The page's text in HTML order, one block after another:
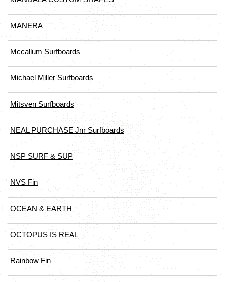
MANERA
Mccallum Surfboards
Michael Miller Surfboards
Mitsven Surfboards
NEAL PURCHASE Jnr Surfboards
NSP SURF & SUP
NVS Fin
OCEAN & EARTH
OCTOPUS IS REAL
Rainbow Fin